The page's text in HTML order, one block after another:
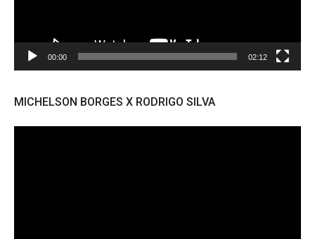
00:00 02:12
MICHELSON BORGES X RODRIGO SILVA